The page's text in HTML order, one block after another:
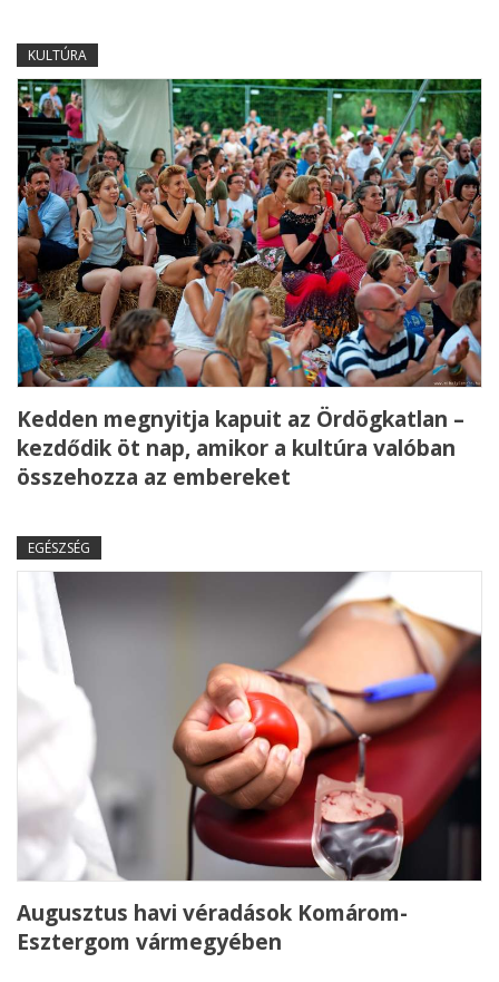
KULTÚRA
Kedden megnyitja kapuit az Ördögkatlan –
kezdődik öt nap, amikor a kultúra valóban
összehozza az embereket
EGÉSZSÉG
Augusztus havi véradások Komárom-
Esztergom vármegyében